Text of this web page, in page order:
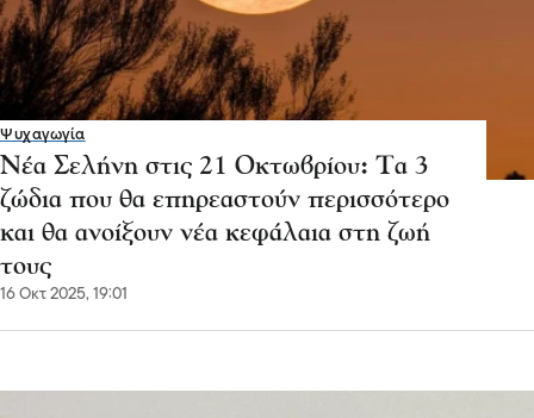
Ψυχαγωγία
Νέα Σελήνη στις 21 Οκτωβρίου: Τα 3
ζώδια που θα επηρεαστούν περισσότερο
και θα ανοίξουν νέα κεφάλαια στη ζωή
τους
16 Οκτ 2025, 19:01